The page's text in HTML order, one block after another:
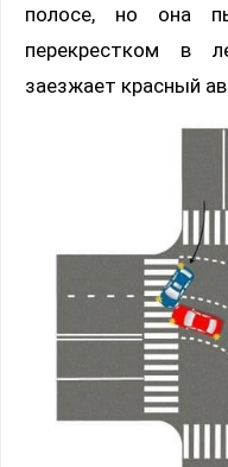
полосе, но она
перекрестком в
заезжает красный